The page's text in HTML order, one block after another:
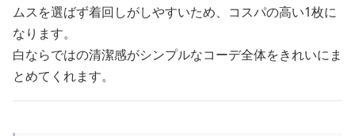
ムスを選ばず着回しがしやすいため、コスパの高い1枚に
なります。
白ならではの清潔感がシンプルなコーデ全体をきれいにま
とめてくれます。